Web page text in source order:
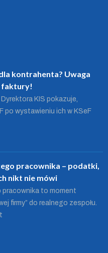
kontrahenta? Uwaga
faktury!
KIS pokazuje,
po wystawieniu ich w KSeF
pracownika – podatki,
nikt nie mówi
to moment
firmy” do realnego zespołu.